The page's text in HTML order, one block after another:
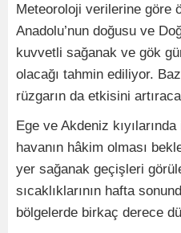
Meteoroloji verilerine göre
Anadolu’nun doğusu ve
kuvvetli sağanak ve gök
olacağı tahmin ediliyor.
rüzgarın da etkisini
Ege ve Akdeniz
havanın hâkim olması
yer sağanak geçişleri
sıcaklıklarının hafta
bölgelerde birkaç derece